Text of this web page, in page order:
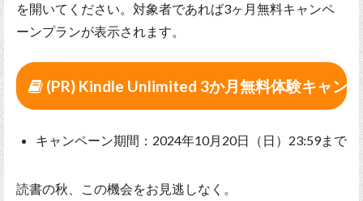
を開いてください。対象者であれば3ヶ月無料キャンペ
ーンプランが表示されます。
(PR) Kindle Unlimited 3か月無料体験キャン
キャンペーン期間：2024年10月20日（日）23:59まで
読書の秋、この機会をお見逃しなく。